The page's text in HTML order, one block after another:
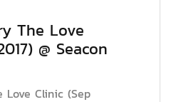
The Love
@ Seacon
Clinic (Sep